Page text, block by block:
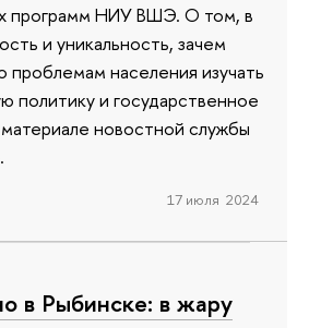
программ НИУ ВШЭ. О том, в
и уникальность, зачем
проблемам населения изучать
политику и государственное
новостной службы
17 июля 2024
в Рыбинске: в жару